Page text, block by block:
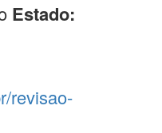
Estado:
revisao-